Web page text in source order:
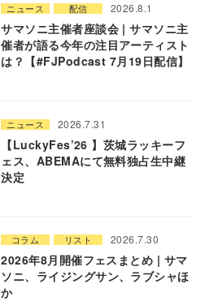
ニュース 配信 2026.8.1
サマソニ主催者座談会 | サマソニ主
催者が語る今年の注目アーティスト
は？【#FJPodcast 7月19日配信】
ニュース 2026.7.31
【LuckyFes’26 】茨城ラッキーフ
ェス、ABEMAにて無料独占生中継
決定
コラム リスト 2026.7.30
2026年8月開催フェスまとめ | サマ
ソニ、ライジングサン、ラブシャほ
か